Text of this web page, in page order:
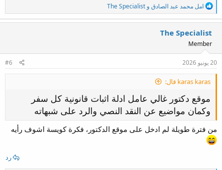
ا
ل
ت
ف
ا
ع
ا
ت
امل محمد عبد الصادق و The Specialist
The Specialist
Member
20 يونيو 2026 #6
karas karas قال:
موقع دكتور غالي عامل ادلة اثبات قانونية كل سفر
وكمان مواضيع عن النقد النصي والرد على شبهاته
من فترة طويلة لم ادخل على موقع الدكتور، فكرة كويسة اشوف رأيه
رد